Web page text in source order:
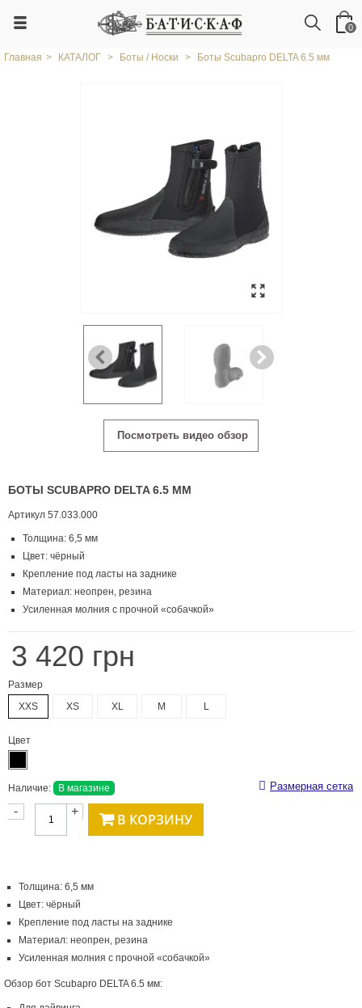
0
Главная > КАТАЛОГ > Боты / Носки > Боты Scubapro DELTA 6.5 мм
Посмотреть видео обзор
БОТЫ SCUBAPRO DELTA 6.5 ММ
Артикул 57.033.000
Толщина: 6,5 мм
Цвет: чёрный
Крепление под ласты на заднике
Материал: неопрен, резина
Усиленная молния с прочной «собачкой»
3 420 грн
Размер
XXS
XS XL M L
Цвет
Наличие: В магазине Размерная сетка
- + В КОРЗИНУ
Толщина: 6,5 мм
Цвет: чёрный
Крепление под ласты на заднике
Материал: неопрен, резина
Усиленная молния с прочной «собачкой»
Обзор бот Scubapro DELTA 6.5 мм: